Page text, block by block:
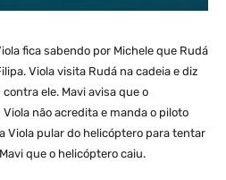
fica sabendo por Michele que Rudá
Viola visita Rudá na cadeia e diz
ele. Mavi avisa que o
não acredita e manda o piloto
Viola pular do helicóptero para tentar
que o helicóptero caiu.